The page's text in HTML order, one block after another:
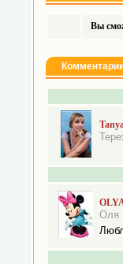
Вы
Оля